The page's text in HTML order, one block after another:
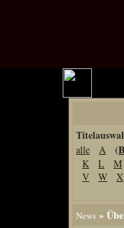
alle A (B
K
L M
V
W X
News »